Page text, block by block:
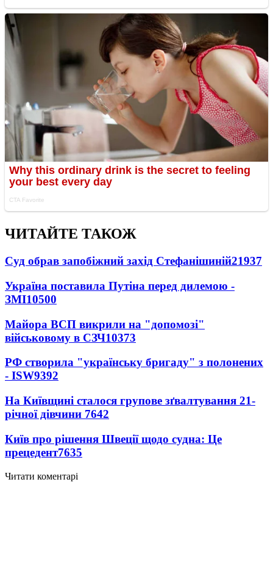
ЧИТАЙТЕ ТАКОЖ
Суд обрав запобіжний захід Стефанішиній21937
Україна поставила Путіна перед дилемою -
ЗМІ10500
Майора ВСП викрили на "допомозі"
військовому в СЗЧ10373
РФ створила "українську бригаду" з полонених
- ISW9392
На Київщині сталося групове зґвалтування 21-
річної дівчини 7642
Київ про рішення Швеції щодо судна: Це
прецедент7635
Читати коментарі